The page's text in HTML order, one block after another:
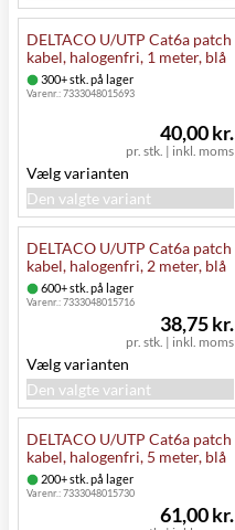
DELTACO U/UTP Cat6a patch
kabel, halogenfri, 1 meter, blå
300+ stk. på lager
Varenr.:7333048015693
pr. stk. | inkl. moms
40,00 kr.
Vælg varianten
Den valgte variant
DELTACO U/UTP Cat6a patch
kabel, halogenfri, 2 meter, blå
600+ stk. på lager
Varenr.:7333048015716
pr. stk. | inkl. moms
38,75 kr.
Vælg varianten
Den valgte variant
DELTACO U/UTP Cat6a patch
kabel, halogenfri, 5 meter, blå
200+ stk. på lager
Varenr.:7333048015730
61,00 kr.